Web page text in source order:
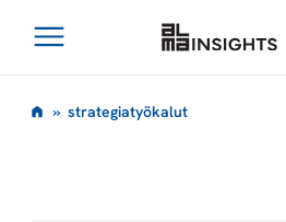
sisältöön
Avaa
s » strategiatyökalut